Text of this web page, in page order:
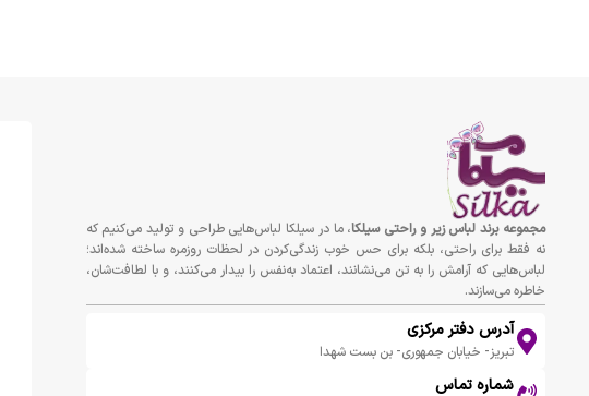
مجموعه برند لباس زير و راحتى سيلكا، ما در سیلکا لباس‌هایی طراحی و تولید می‌کنیم که
نه فقط برای راحتی، بلکه برای حس خوب زندگی‌کردن در لحظات روزمره ساخته شده‌اند؛
لباس‌هایی که آرامش را به تن می‌نشانند، اعتماد به‌نفس را بیدار می‌کنند، و با لطافت‌شان،
خاطره می‌سازند.
آدرس دفتر مرکزی
تبریز- خیابان جمهوری- بن بست شهدا
شماره تماس